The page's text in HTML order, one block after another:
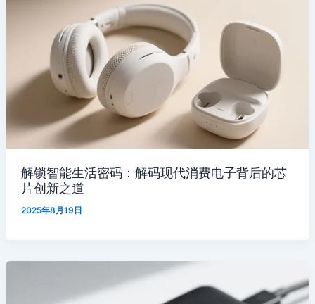
解锁智能生活密码：解码现代消费电子背后的芯
片创新之道
2025年8月19日